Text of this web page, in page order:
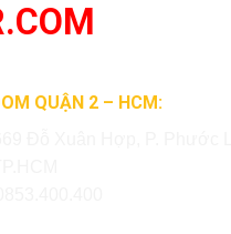
QUẬN 2 – HCM: